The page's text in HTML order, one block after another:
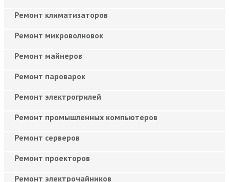
Ремонт климатизаторов
Ремонт микроволновок
Ремонт майнеров
Ремонт пароварок
Ремонт электрогрилей
Ремонт промышленных компьютеров
Ремонт серверов
Ремонт проекторов
Ремонт электрочайников